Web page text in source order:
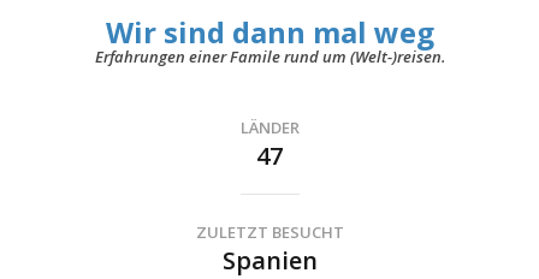
Wir sind dann mal weg
Erfahrungen einer Famile rund um (Welt-)reisen.
LÄNDER
47
ZULETZT BESUCHT
Spanien